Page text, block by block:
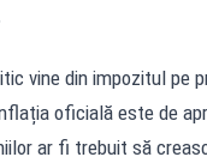
vine din impozitul pe
oficială este de
ar fi trebuit să